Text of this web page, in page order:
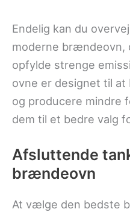
Endelig kan du
moderne brændeovn,
opfylde strenge
ovne er designet til
og producere mindre
dem til et bedre valg
Afsluttende
brændeovn
At vælge den bedste